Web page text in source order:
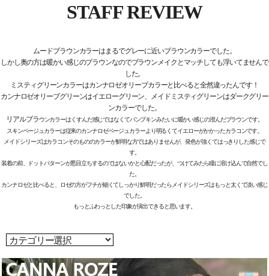
STAFF REVIEW
ムードブラウンカラーはまるでグレーに近いブラウンカラーでした。
しかし奥の方は暖かい感じのブラウンなのでブラウンメイクとマッチしても浮いてませんで
した。
ミスティグリーンカラーはカンナロゼオリーブカラーと比べると全然違ったんです！
カンナロゼオリーブグリーンはイエローグリーン、メイドミスティグリーンはダークグリー
ンカラーでした。
リアルブラウンカラーはくすんだ感じではなくてパンプキンみたいに暖かい感じの澄んだブラウンです。
スキンベージュカラーは従来のカンナロゼベージュカラーより明るくてイエローがかかったカラコンです。
メイドシリーズはカラコンそのもののカラーが鮮明な方ではありませんが、発色が強くてはっきりした感じで
す。
装着の前、ドットパターンが悪目立ちするのではないかと心配だったが、つけてみたら瞳に溶け込んで自然でし
た。
カンナロゼと比べると、ロゼの方がフチが細くてしっかり鮮明だったらメイドシリーズはもっと太くて淡い感じ
でした。
もっとふわっとした印象が演出できると思います。